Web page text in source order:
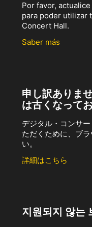
Por favor,
para poder utilizar
Concert Hall.
Saber más
申し訳ありま
は古くなって
デジタル・コンサ
ただくために、ブ
い。
詳細はこちら
지원되지 않는